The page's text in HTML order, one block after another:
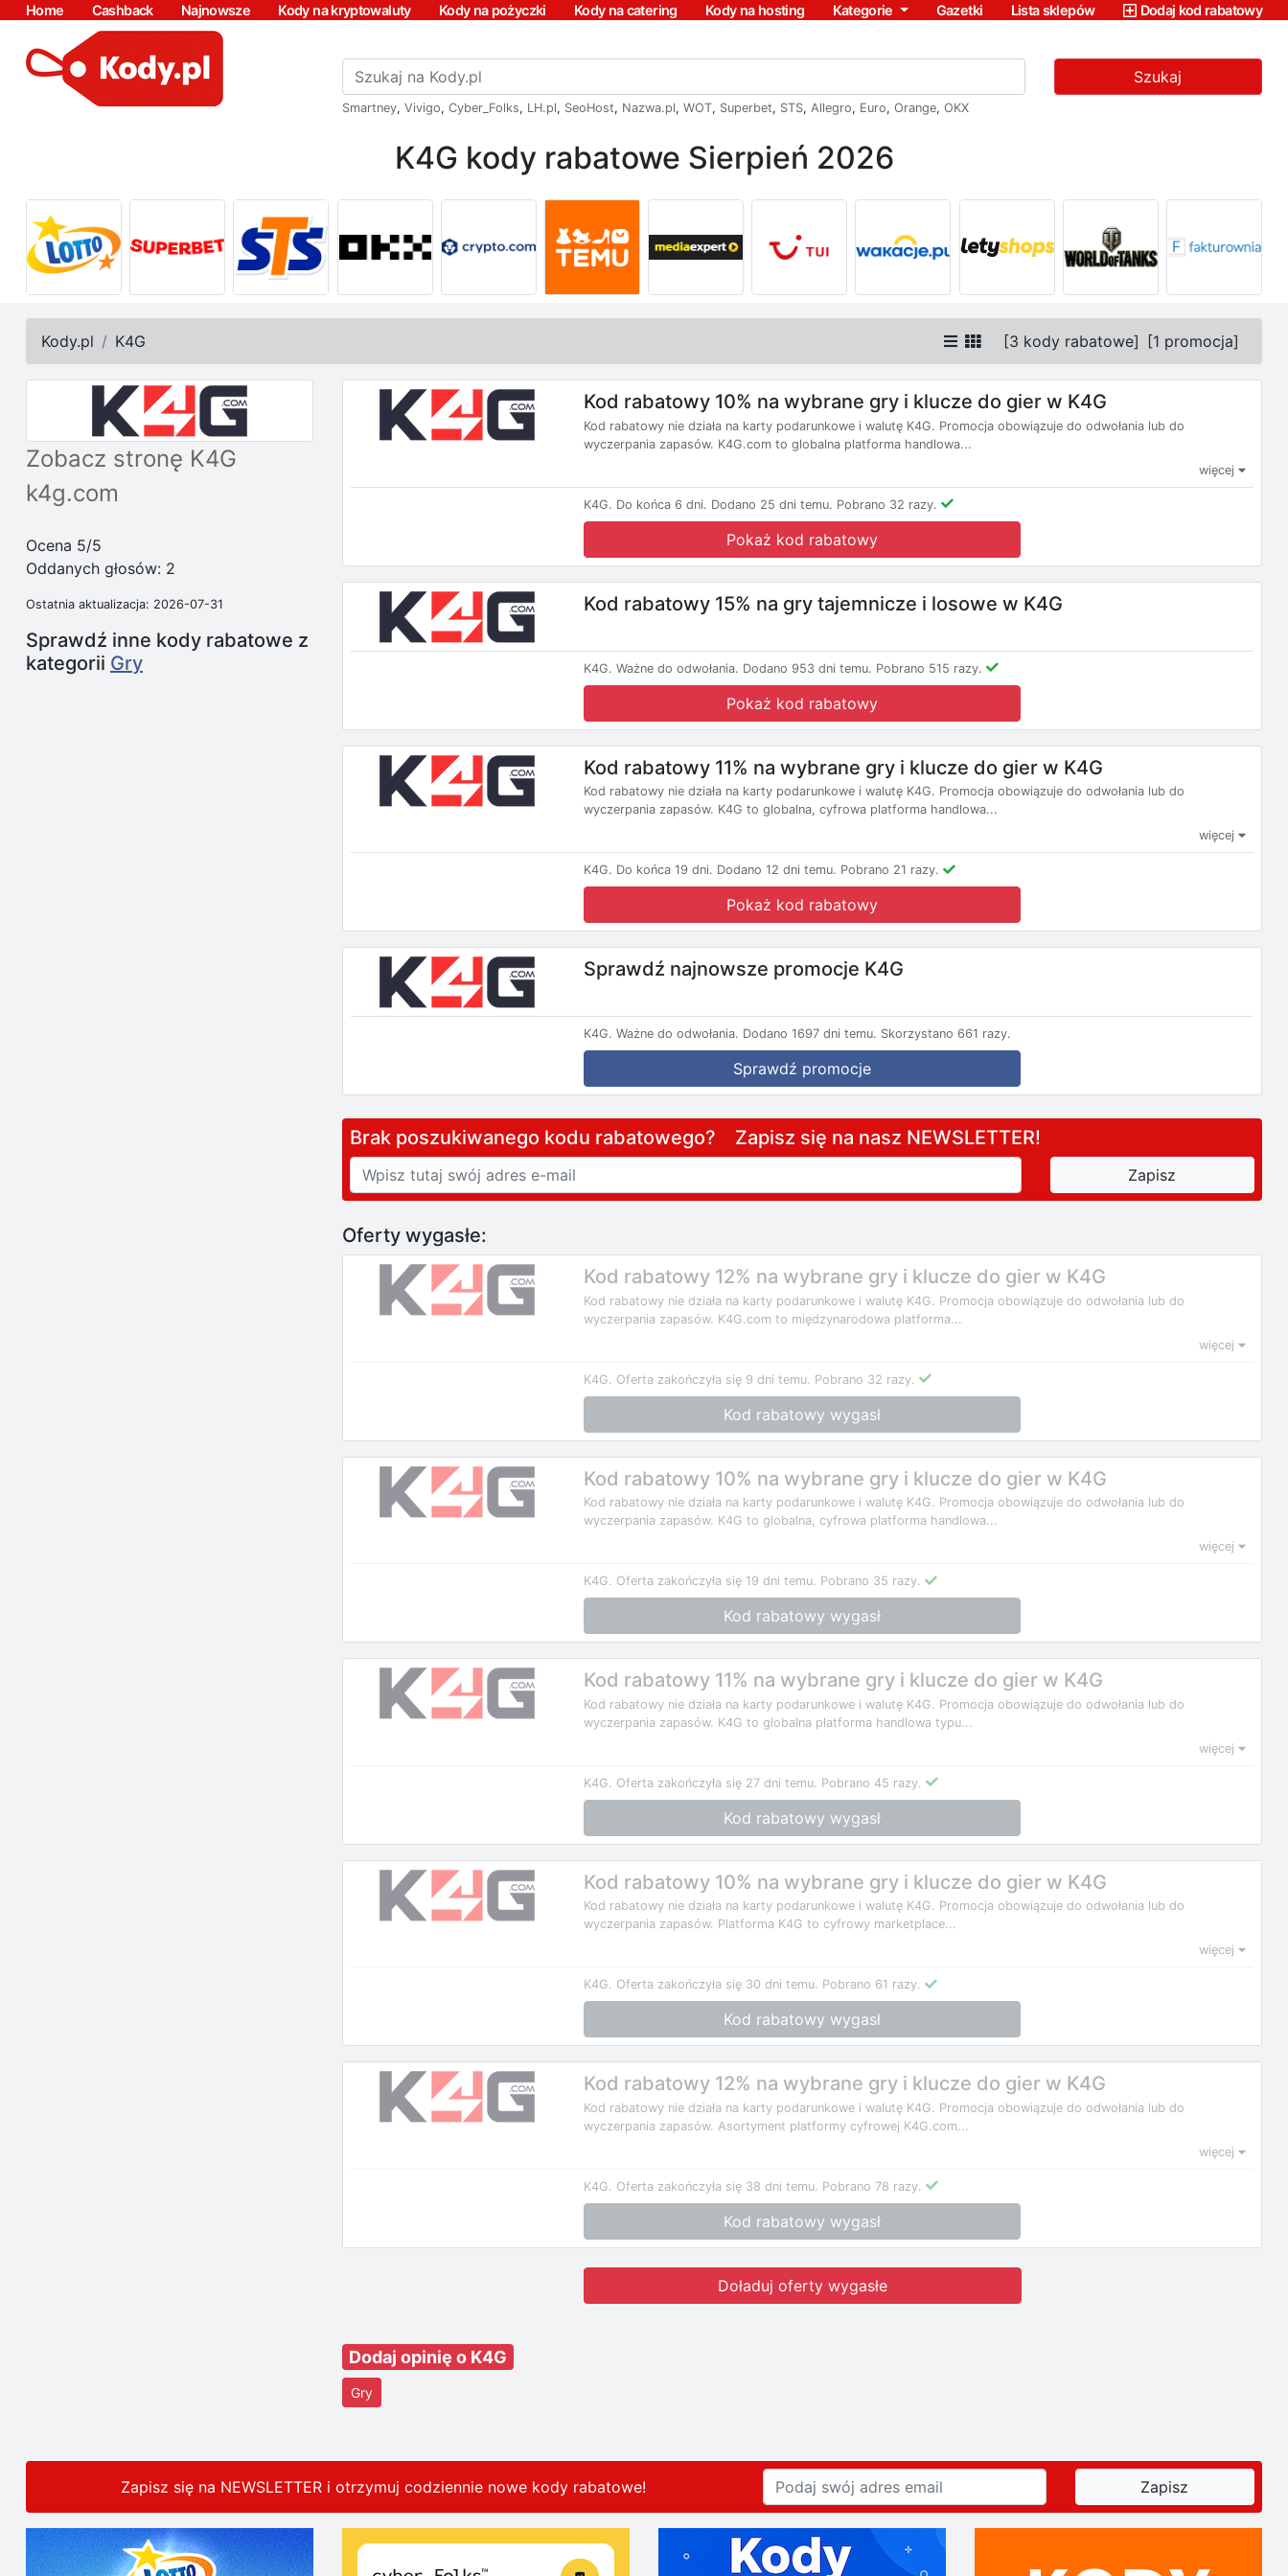
Home Cashback Najnowsze Kody na kryptowaluty Kody na pożyczki Kody na catering Kody na hosting Kategorie Gazetki Lista sklepów Dodaj kod rabatowy
Szukaj
Smartney, Vivigo, Cyber_Folks, LH.pl, SeoHost, Nazwa.pl, WOT, Superbet, STS, Allegro, Euro, Orange, OKX
K4G kody rabatowe Sierpień 2026
Kody.pl K4G [3 kody rabatowe] [1 promocja]
Zobacz stronę K4G
k4g.com
Ocena 5/5
Oddanych głosów: 2
Ostatnia aktualizacja: 2026-07-31
Sprawdź inne kody rabatowe z
kategorii Gry
Kod rabatowy 10% na wybrane gry i klucze do gier w K4G
Kod rabatowy nie działa na karty podarunkowe i walutę K4G. Promocja obowiązuje do odwołania lub do
wyczerpania zapasów. K4G.com to globalna platforma handlowa...
więcej
K4G. Do końca 6 dni. Dodano 25 dni temu. Pobrano 32 razy.
Pokaż kod rabatowy
Kod rabatowy 15% na gry tajemnicze i losowe w K4G
K4G. Ważne do odwołania. Dodano 953 dni temu. Pobrano 515 razy.
Pokaż kod rabatowy
Kod rabatowy 11% na wybrane gry i klucze do gier w K4G
Kod rabatowy nie działa na karty podarunkowe i walutę K4G. Promocja obowiązuje do odwołania lub do
wyczerpania zapasów. K4G to globalna, cyfrowa platforma handlowa...
więcej
K4G. Do końca 19 dni. Dodano 12 dni temu. Pobrano 21 razy.
Pokaż kod rabatowy
Sprawdź najnowsze promocje K4G
K4G. Ważne do odwołania. Dodano 1697 dni temu. Skorzystano 661 razy.
Sprawdź promocje
Brak poszukiwanego kodu rabatowego? Zapisz się na nasz NEWSLETTER!
Oferty wygasłe:
Kod rabatowy 12% na wybrane gry i klucze do gier w K4G
Kod rabatowy nie działa na karty podarunkowe i walutę K4G. Promocja obowiązuje do odwołania lub do
wyczerpania zapasów. K4G.com to międzynarodowa platforma...
więcej
K4G. Oferta zakończyła się 9 dni temu. Pobrano 32 razy.
Kod rabatowy wygasł
Kod rabatowy 10% na wybrane gry i klucze do gier w K4G
Kod rabatowy nie działa na karty podarunkowe i walutę K4G. Promocja obowiązuje do odwołania lub do
wyczerpania zapasów. K4G to globalna, cyfrowa platforma handlowa...
więcej
K4G. Oferta zakończyła się 19 dni temu. Pobrano 35 razy.
Kod rabatowy wygasł
Kod rabatowy 11% na wybrane gry i klucze do gier w K4G
Kod rabatowy nie działa na karty podarunkowe i walutę K4G. Promocja obowiązuje do odwołania lub do
wyczerpania zapasów. K4G to globalna platforma handlowa typu...
więcej
K4G. Oferta zakończyła się 27 dni temu. Pobrano 45 razy.
Kod rabatowy wygasł
Kod rabatowy 10% na wybrane gry i klucze do gier w K4G
Kod rabatowy nie działa na karty podarunkowe i walutę K4G. Promocja obowiązuje do odwołania lub do
wyczerpania zapasów. Platforma K4G to cyfrowy marketplace...
więcej
K4G. Oferta zakończyła się 30 dni temu. Pobrano 61 razy.
Kod rabatowy wygasł
Kod rabatowy 12% na wybrane gry i klucze do gier w K4G
Kod rabatowy nie działa na karty podarunkowe i walutę K4G. Promocja obowiązuje do odwołania lub do
wyczerpania zapasów. Asortyment platformy cyfrowej K4G.com...
więcej
K4G. Oferta zakończyła się 38 dni temu. Pobrano 78 razy.
Kod rabatowy wygasł
Doładuj oferty wygasłe
Dodaj opinię o K4G
Gry
Zapisz się na NEWSLETTER i otrzymuj codziennie nowe kody rabatowe!